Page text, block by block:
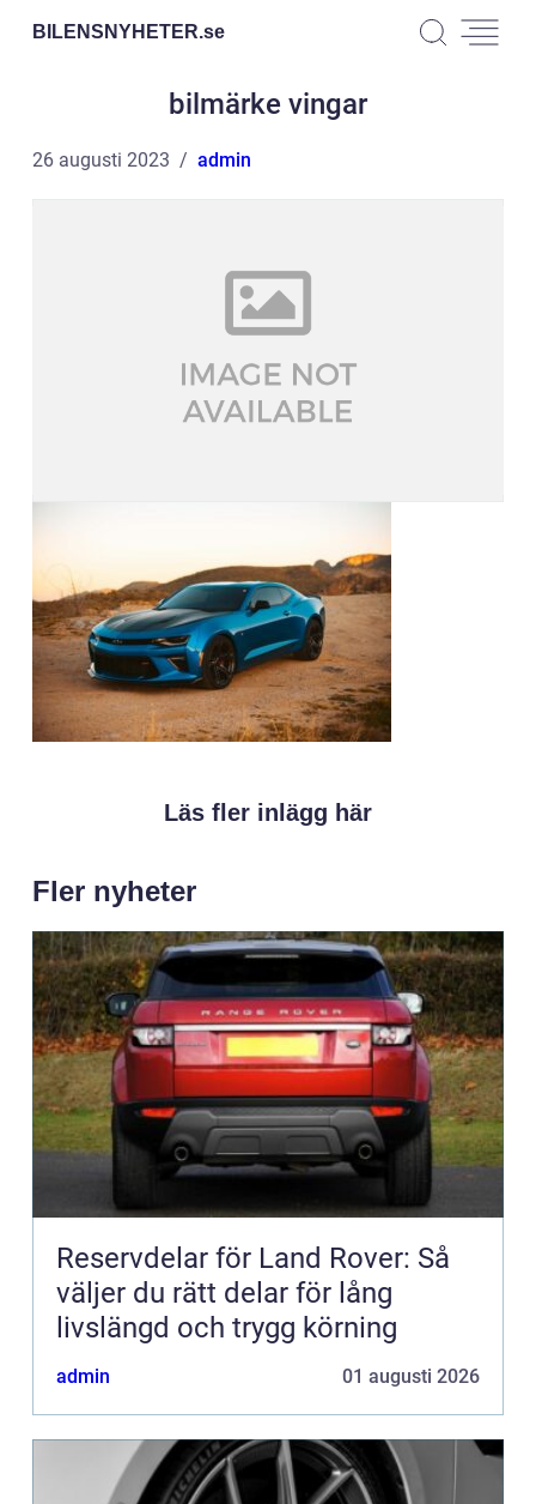
BILENSNYHETER.se
bilmärke vingar
26 augusti 2023 admin
Läs fler inlägg här
Fler nyheter
Reservdelar för Land Rover: Så
väljer du rätt delar för lång
livslängd och trygg körning
admin 01 augusti 2026